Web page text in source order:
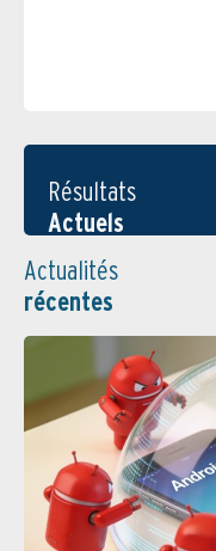
Résultats
Actuels
Actualités
récentes